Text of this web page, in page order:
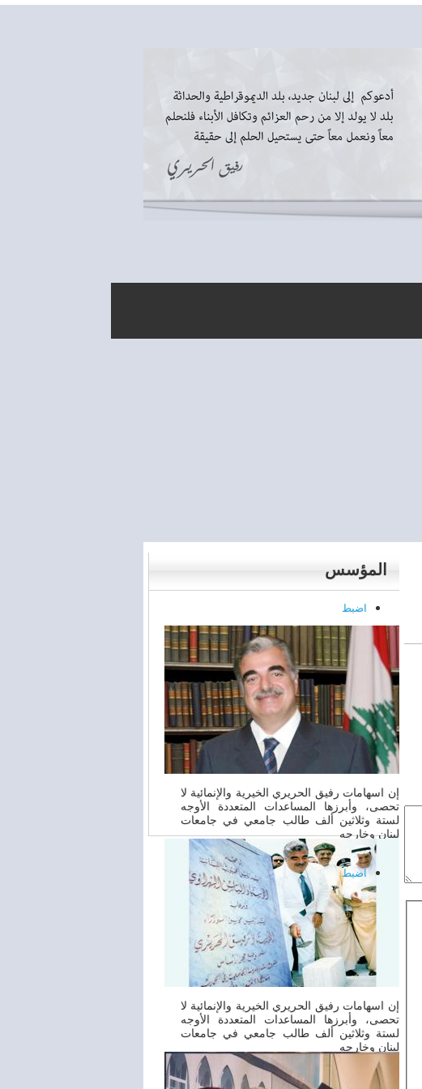
المؤسس
اضبط
إن اسهامات رفيق الحريري الخيرية والإنمائية لا
تحصى، وأبرزها المساعدات المتعددة الأوجه
لستة وثلاثين ألف طالب جامعي في جامعات
لبنان وخارجه
إن اسهامات رفيق الحريري الخيرية والإنمائية لا
تحصى، وأبرزها المساعدات المتعددة الأوجه
لستة وثلاثين ألف طالب جامعي في جامعات
لبنان وخارجه
اضبط 00:00